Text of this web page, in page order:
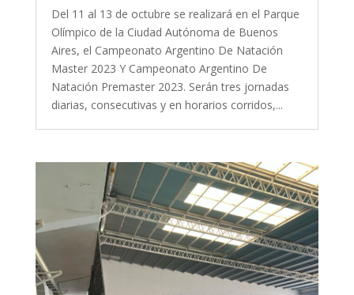
Del 11 al 13 de octubre se realizará en el Parque
Olímpico de la Ciudad Autónoma de Buenos
Aires, el Campeonato Argentino De Natación
Master 2023 Y Campeonato Argentino De
Natación Premaster 2023. Serán tres jornadas
diarias, consecutivas y en horarios corridos,...